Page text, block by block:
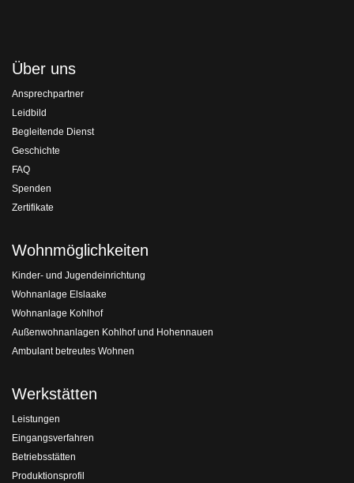
Über uns
Ansprechpartner
Leidbild
Begleitende Dienst
Geschichte
FAQ
Spenden
Zertifikate
Wohnmöglichkeiten
Kinder- und Jugendeinrichtung
Wohnanlage Elslaake
Wohnanlage Kohlhof
Außenwohnanlagen Kohlhof und Hohennauen
Ambulant betreutes Wohnen
Werkstätten
Leistungen
Eingangsverfahren
Betriebsstätten
Produktionsprofil